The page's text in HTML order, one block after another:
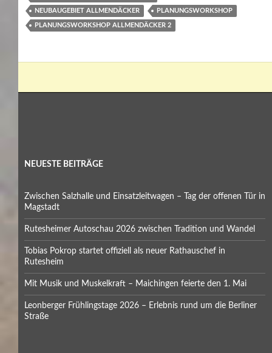
NEUBAUGEBIET ALLMENDÄCKER PLANUNGSWORKSHOP
PLANUNGSWORKSHOP ALLMENDÄCKER 2
NEUESTE BEITRÄGE
Zwischen Salzhalle und Einsatzleitwagen – Tag der offenen Tür in
Magstadt
Rutesheimer Autoschau 2026 zwischen Tradition und Wandel
Tobias Pokrop startet offiziell als neuer Rathauschef in
Rutesheim
Mit Musik und Muskelkraft – Maichingen feierte den 1. Mai
Leonberger Frühlingstage 2026 – Erlebnis rund um die Berliner
Straße